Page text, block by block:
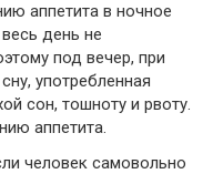
аппетита в ночное
день не
под вечер, при
употребленная
сон, тошноту и рвоту.
аппетита.
человек самовольно